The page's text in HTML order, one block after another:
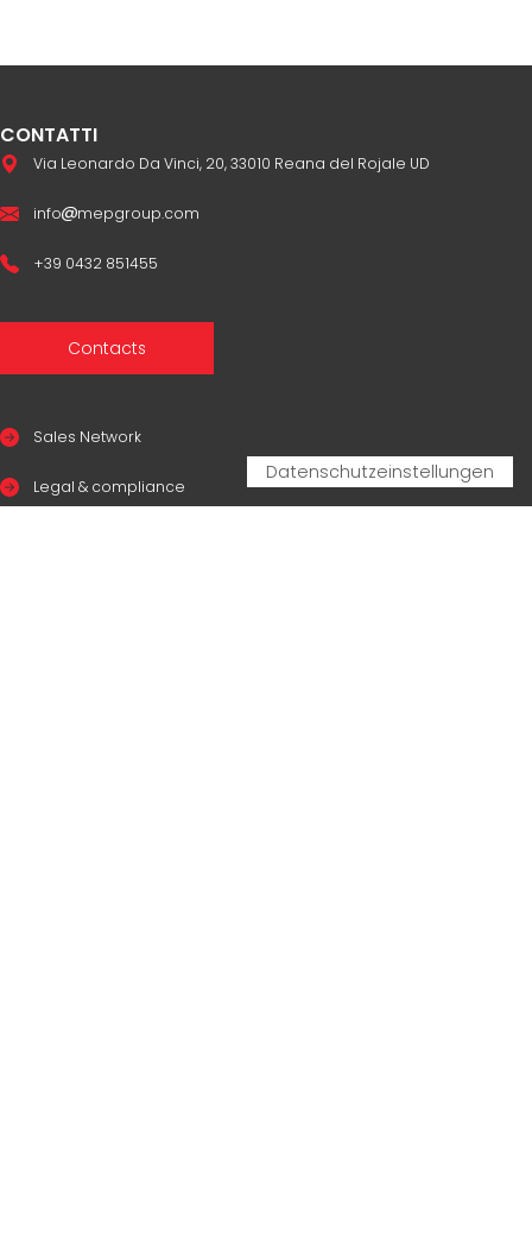
CONTATTI
Via Leonardo Da Vinci, 20, 33010 Reana del Rojale UD
info mepgroup.com
+39 0432 851455
Contacts
Sales Network
Legal & compliance